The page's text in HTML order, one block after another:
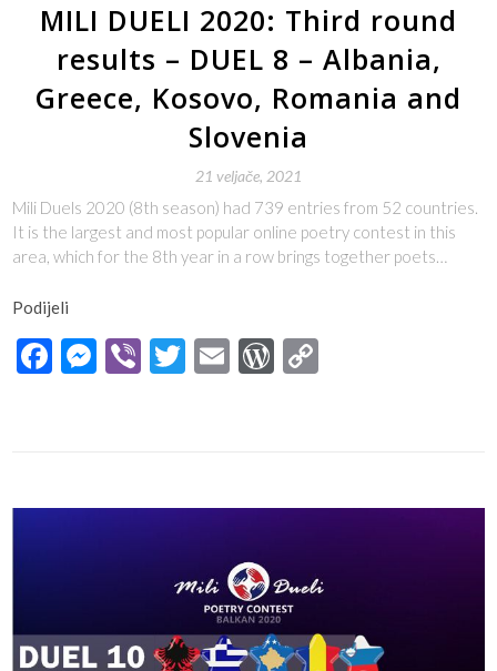
MILI DUELI 2020: Third round
results – DUEL 8 – Albania,
Greece, Kosovo, Romania and
Slovenia
21 veljače, 2021
Mili Duels 2020 (8th season) had 739 entries from 52 countries.
It is the largest and most popular online poetry contest in this
area, which for the 8th year in a row brings together poets…
Podijeli
Facebook
Messenger
ViberTwitter
EmailWordPress